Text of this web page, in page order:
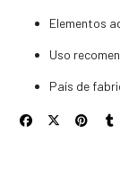
Elementos
Uso
País de